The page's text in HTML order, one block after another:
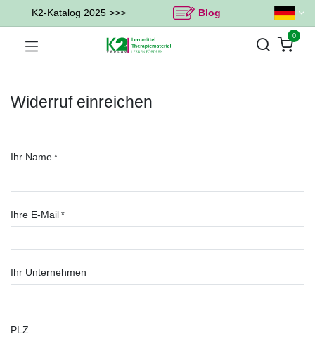
K2-Katalog 2025 >>> Blog
0
Widerruf einreichen
Ihr Name *
Ihre E-Mail *
Ihr Unternehmen
PLZ